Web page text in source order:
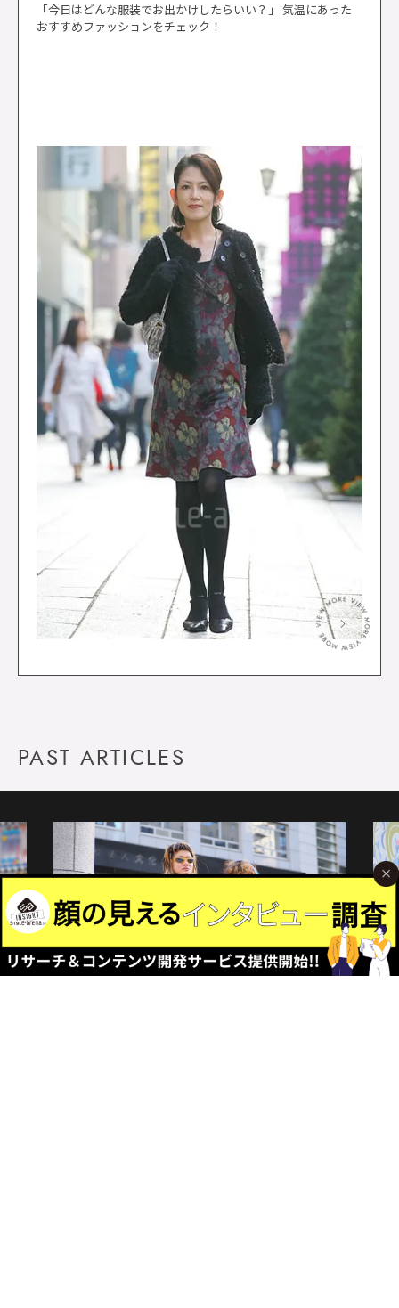
「今日はどんな服装でお出かけしたらいい？」 気温にあった
おすすめファッションをチェック！
＞
PAST ARTICLES